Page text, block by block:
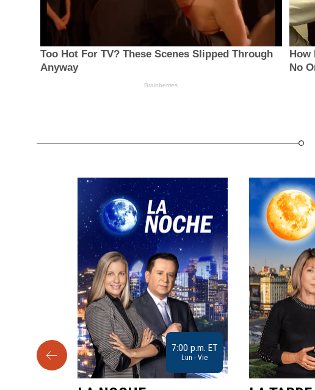
9:30 a.m. ET 7:00 p.m. ET
Lun - Vie